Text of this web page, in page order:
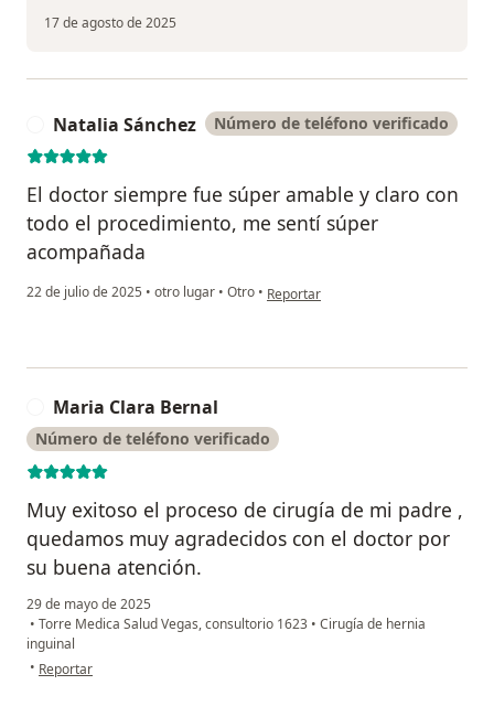
17 de agosto de 2025
Natalia Sánchez Número de teléfono verificado
El doctor siempre fue súper amable y claro con
todo el procedimiento, me sentí súper
acompañada
22 de julio de 2025 • otro lugar • Otro • en opinión del usuario Natalia
Reportar
Maria Clara Bernal
Número de teléfono verificado
Muy exitoso el proceso de cirugía de mi padre ,
quedamos muy agradecidos con el doctor por
su buena atención.
29 de mayo de 2025
• Torre Medica Salud Vegas, consultorio 1623 • Cirugía de hernia
inguinal
• en opinión del usuario Maria Clara Bernal
Reportar